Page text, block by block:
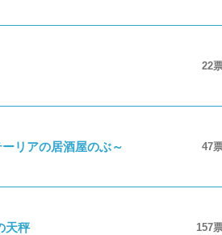
22
リアの居酒屋のぶ～ 47
天秤 157